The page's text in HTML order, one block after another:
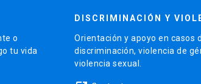
o
tu vida
DISCRIMINACIÓN Y
Orientación y apoyo en casos
discriminación, violencia de
violencia sexual.